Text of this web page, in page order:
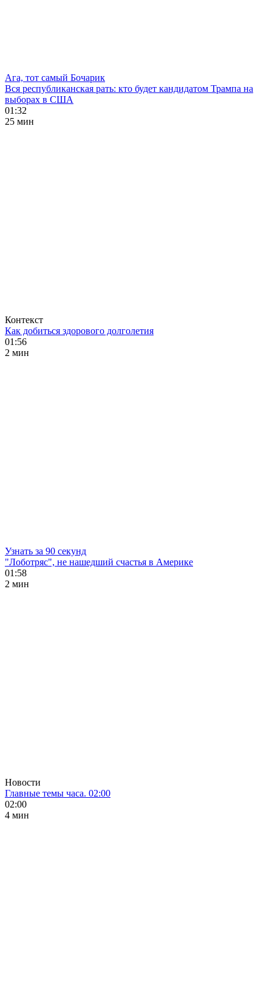
Ага, тот самый Бочарик
Вся республиканская рать: кто будет кандидатом Трампа на
выборах в США
01:32
25 мин
Контекст
Как добиться здорового долголетия
01:56
2 мин
Узнать за 90 секунд
"Лоботряс", не нашедший счастья в Америке
01:58
2 мин
Новости
Главные темы часа. 02:00
02:00
4 мин